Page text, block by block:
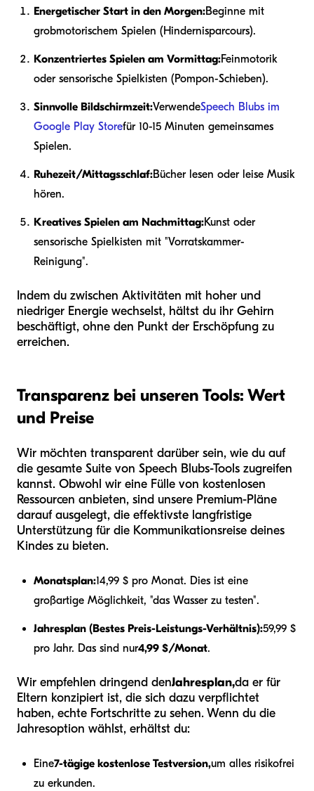
Energetischer Start in den Morgen:Beginne mit
grobmotorischem Spielen (Hindernisparcours).
Konzentriertes Spielen am Vormittag:Feinmotorik
oder sensorische Spielkisten (Pompon-Schieben).
Sinnvolle Bildschirmzeit:VerwendeSpeech Blubs im
Google Play Storefür 10-15 Minuten gemeinsames
Spielen.
Ruhezeit/Mittagsschlaf:Bücher lesen oder leise Musik
hören.
Kreatives Spielen am Nachmittag:Kunst oder
sensorische Spielkisten mit "Vorratskammer-
Reinigung".
Indem du zwischen Aktivitäten mit hoher und
niedriger Energie wechselst, hältst du ihr Gehirn
beschäftigt, ohne den Punkt der Erschöpfung zu
erreichen.
Transparenz bei unseren Tools: Wert
und Preise
Wir möchten transparent darüber sein, wie du auf
die gesamte Suite von Speech Blubs-Tools zugreifen
kannst. Obwohl wir eine Fülle von kostenlosen
Ressourcen anbieten, sind unsere Premium-Pläne
darauf ausgelegt, die effektivste langfristige
Unterstützung für die Kommunikationsreise deines
Kindes zu bieten.
Monatsplan:14,99 $ pro Monat. Dies ist eine
großartige Möglichkeit, "das Wasser zu testen".
Jahresplan (Bestes Preis-Leistungs-Verhältnis):59,99 $
pro Jahr. Das sind nur4,99 $/Monat.
Wir empfehlen dringend denJahresplan,da er für
Eltern konzipiert ist, die sich dazu verpflichtet
haben, echte Fortschritte zu sehen. Wenn du die
Jahresoption wählst, erhältst du:
Eine7-tägige kostenlose Testversion,um alles risikofrei
zu erkunden.